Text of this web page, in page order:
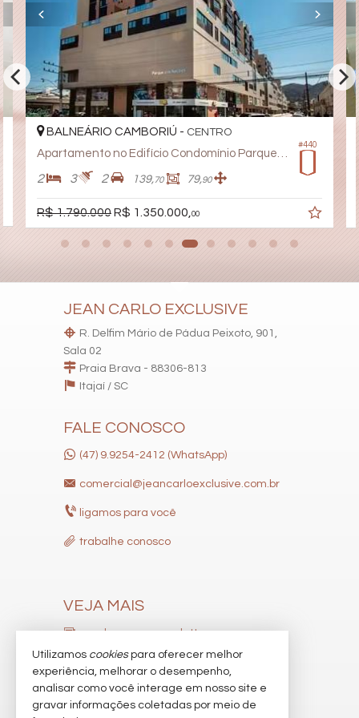
#440
BALNEÁRIO CAMBORIÚ - CENTRO
Apartamento no Edifício Condomínio Parque Das Nações
2 3 2 139,70 79,90
R$ 1.790.000R$ 1.350.000, 00
JEAN CARLO EXCLUSIVE
R. Delfim Mário de Pádua Peixoto, 901,
Sala 02
Praia Brava - 88306-813
Itajaí / SC
FALE CONOSCO
(47) 9.9254-2412 (WhatsApp)
comercial@jeancarloexclusive.com.br
ligamos para você
trabalhe conosco
VEJA MAIS
receba nosso newsletter
indicadores financeiros
cadastre seu imóvel
Utilizamos cookiespara oferecer melhor
experiência, melhorar o desempenho,
analisar como você interage em nosso site e
gravar informações coletadas por meio de